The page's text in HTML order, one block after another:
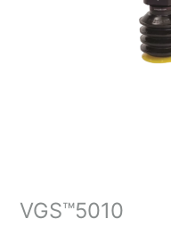
VGS™5010